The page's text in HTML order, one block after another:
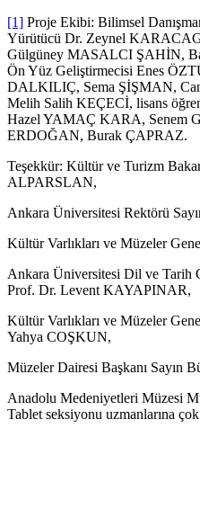
[1] Proje Ekibi: Bilimsel
Yürütücü Dr. Zeynel
Gülgüney MASALCI ŞAHİN,
Ön Yüz Geliştirmecisi Enes
DALKILIÇ, Sema ŞİŞMAN,
Melih Salih KEÇECİ, lisans
Hazel YAMAÇ KARA, Senem
ERDOĞAN, Burak ÇAPRAZ.
Teşekkür: Kültür ve Turizm
ALPARSLAN,
Ankara Üniversitesi Rektörü
Kültür Varlıkları ve Müzeler
Ankara Üniversitesi Dil ve Tarih
Prof. Dr. Levent KAYAPINAR,
Kültür Varlıkları ve Müzeler
Yahya COŞKUN,
Müzeler Dairesi Başkanı Sayın
Anadolu Medeniyetleri Müzesi
Tablet seksiyonu uzmanlarına